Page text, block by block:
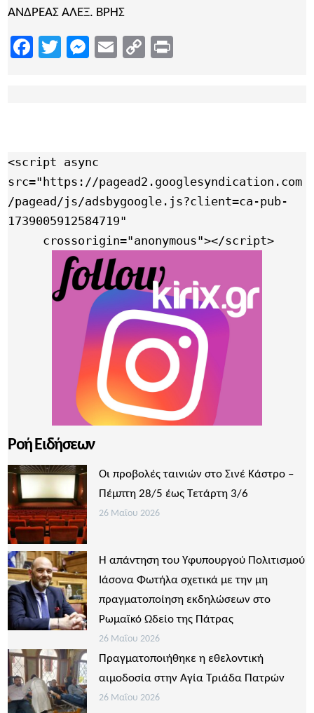
ΑΝΔΡΕΑΣ ΑΛΕΞ. ΒΡΗΣ
Facebook
TwitterMessenger
EmailCopy
<script async
src="https://pagead2.googlesyndication.com
/pagead/js/adsbygoogle.js?client=ca-pub-
1739005912584719"
     crossorigin="anonymous"></script>
Ροή Ειδήσεων
Οι προβολές ταινιών στο Σινέ Κάστρο –
Πέμπτη 28/5 έως Τετάρτη 3/6
26 Μαΐου 2026
Η απάντηση του Υφυπουργού Πολιτισμού
Ιάσονα Φωτήλα σχετικά με την μη
πραγματοποίηση εκδηλώσεων στο
Ρωμαϊκό Ωδείο της Πάτρας
26 Μαΐου 2026
Πραγματοποιήθηκε η εθελοντική
αιμοδοσία στην Αγία Τριάδα Πατρών
26 Μαΐου 2026